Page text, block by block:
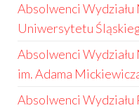
Absolwenci Wydziału
Uniwersytetu
Absolwenci
im. Adama
Absolwenci